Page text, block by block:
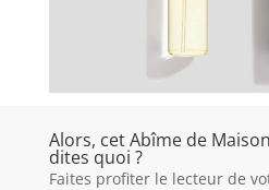
Alors, cet Abîme de
dites quoi ?
Faites profiter le lecteur de